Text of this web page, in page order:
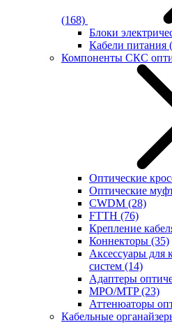
(168)
Блоки
Кабели питания
Компоненты СКС
Оптические
Оптические
CWDM (28)
FTTH (76)
Крепление
Коннекторы (35)
Аксессуары для
систем (14)
Адаптеры
MPO/MTP(23)
Аттенюаторы
Кабельные